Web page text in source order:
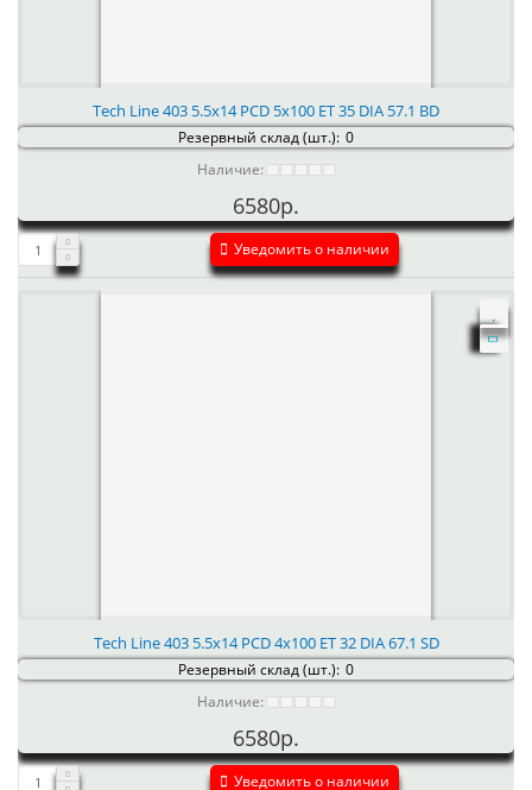
Tech Line 403 5.5x14 PCD 5x100 ET 35 DIA 57.1 BD
Резервный склад (шт.): 0
Наличие:
6580р.
Уведомить о наличии
Tech Line 403 5.5x14 PCD 4x100 ET 32 DIA 67.1 SD
Резервный склад (шт.): 0
Наличие:
6580р.
Уведомить о наличии